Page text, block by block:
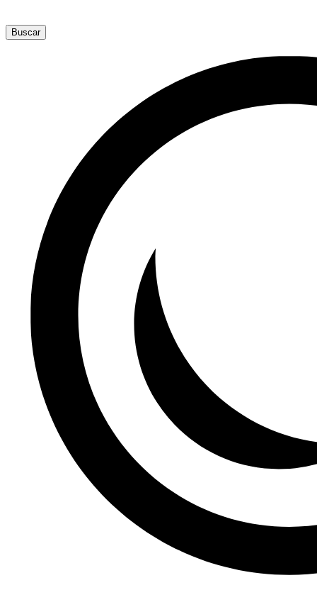
Buscar